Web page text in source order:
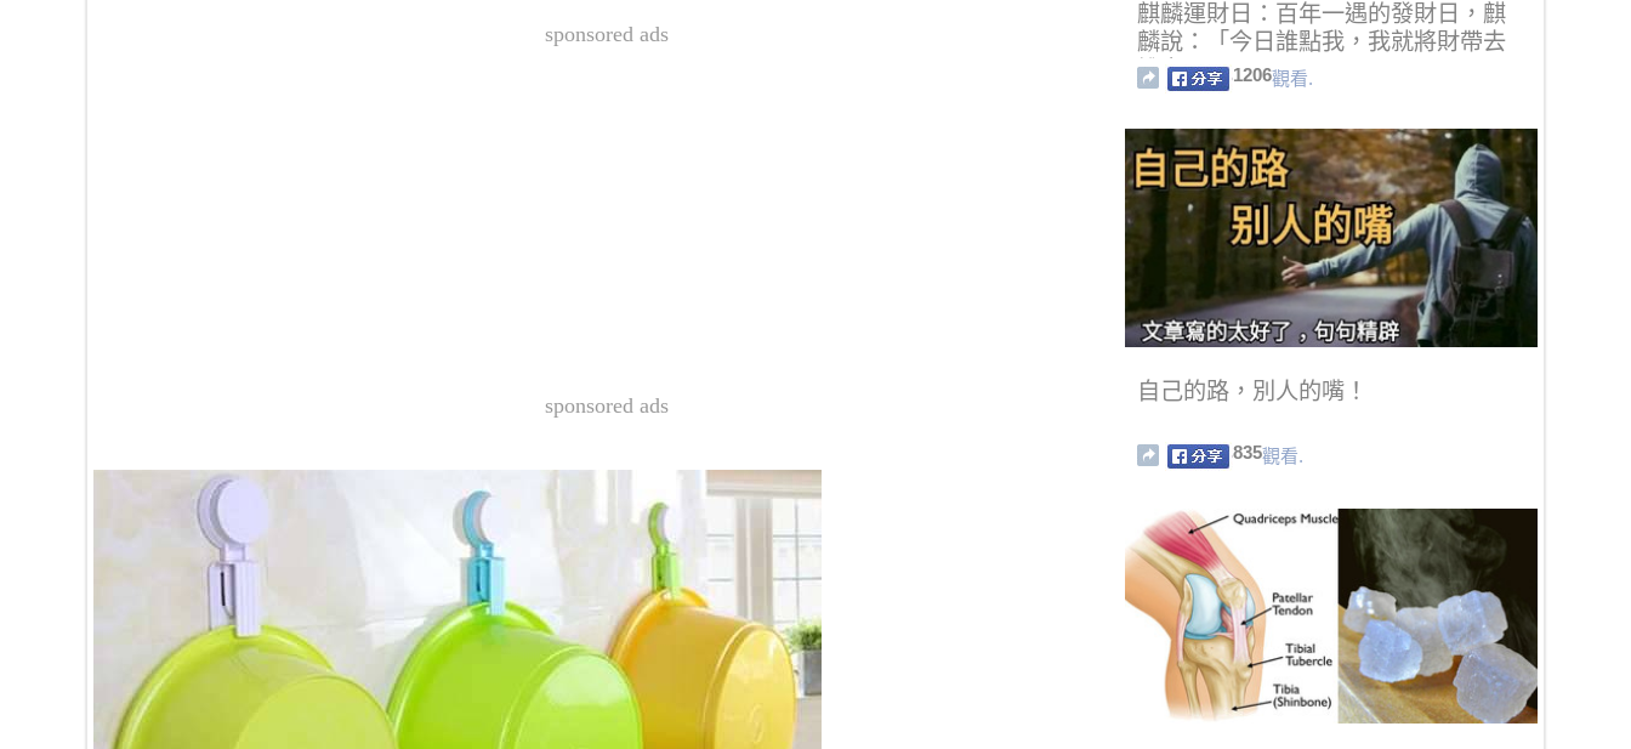
sponsored ads
sponsored ads
麒麟運財日：百年一遇的發財日，麒
麟說：「今日誰點我，我就將財帶去
誰家！」 1206觀看.
自己的路，別人的嘴！
835觀看.